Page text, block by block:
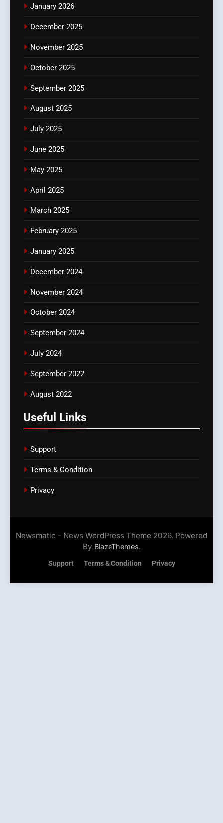
January 2026
December 2025
November 2025
October 2025
September 2025
August 2025
July 2025
June 2025
May 2025
April 2025
March 2025
February 2025
January 2025
December 2024
November 2024
October 2024
September 2024
July 2024
September 2022
August 2022
Useful Links
Support
Terms & Condition
Privacy
Newsmatic - News WordPress Theme 2026. Powered
By BlazeThemes.
Support Terms & Condition Privacy